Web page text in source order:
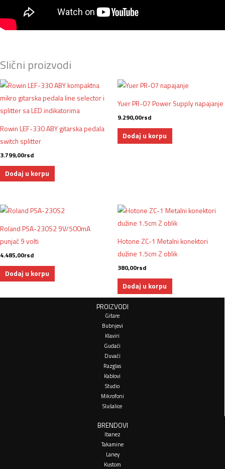
Slični proizvodi
Rowin LEF-330 ABY gitarska pedala
switch splitter
3.799,00rsd
Dodaj u korpu
Yuer PR-07 Power Supply napajanje
9.290,00rsd
Dodaj u korpu
Roland PSA-230S2 9V/500mA
punjač 9 volti
4.485,00rsd
Dodaj u korpu
Hotone ZC-1 Metalni konektori
dužine 1.5cm Z oblik
380,00rsd
Dodaj u korpu
PROIZVODI
Gitare
Bubnjevi
Klaviri
Gudači
Duvači
Razglas
Kablovi
Studio
Mikrofoni
Slušalice
BRENDOVI
Ibanez
Takamine
Laney
Kustom